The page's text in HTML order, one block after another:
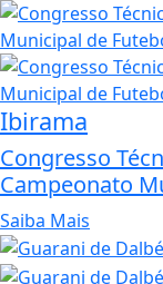
Ibirama
Congresso
Campeonato
Saiba Mais